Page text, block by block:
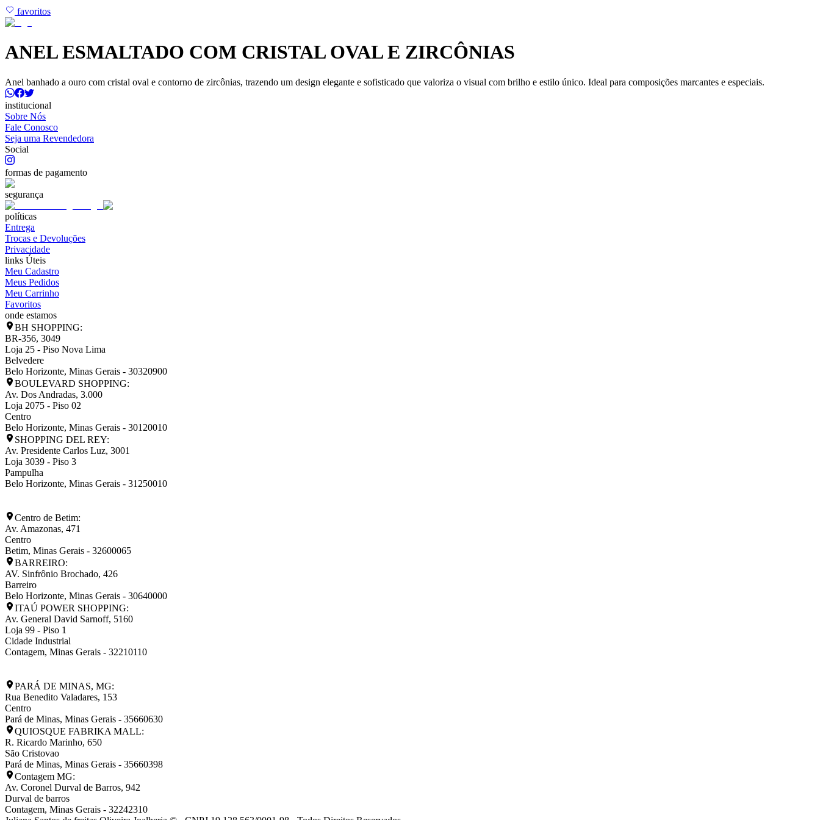
favoritos
ANEL ESMALTADO COM CRISTAL OVAL E ZIRCÔNIAS
Anel banhado a ouro com cristal oval e contorno de zircônias, trazendo um design elegante e sofisticado que valoriza o visual com brilho e estilo único. Ideal para composições marcantes e especiais.
institucional
Sobre Nós
Fale Conosco
Seja uma Revendedora
Social
formas de pagamento
segurança
políticas
Entrega
Trocas e Devoluções
Privacidade
links Úteis
Meu Cadastro
Meus Pedidos
Meu Carrinho
Favoritos
onde estamos
BH SHOPPING:
BR-356, 3049
Loja 25 - Piso Nova Lima
Belvedere
Belo Horizonte, Minas Gerais - 30320900
BOULEVARD SHOPPING:
Av. Dos Andradas, 3.000
Loja 2075 - Piso 02
Centro
Belo Horizonte, Minas Gerais - 30120010
SHOPPING DEL REY:
Av. Presidente Carlos Luz, 3001
Loja 3039 - Piso 3
Pampulha
Belo Horizonte, Minas Gerais - 31250010
Centro de Betim:
Av. Amazonas, 471
Centro
Betim, Minas Gerais - 32600065
BARREIRO:
AV. Sinfrônio Brochado, 426
Barreiro
Belo Horizonte, Minas Gerais - 30640000
ITAÚ POWER SHOPPING:
Av. General David Sarnoff, 5160
Loja 99 - Piso 1
Cidade Industrial
Contagem, Minas Gerais - 32210110
PARÁ DE MINAS, MG:
Rua Benedito Valadares, 153
Centro
Pará de Minas, Minas Gerais - 35660630
QUIOSQUE FABRIKA MALL:
R. Ricardo Marinho, 650
São Cristovao
Pará de Minas, Minas Gerais - 35660398
Contagem MG:
Av. Coronel Durval de Barros, 942
Durval de barros
Contagem, Minas Gerais - 32242310